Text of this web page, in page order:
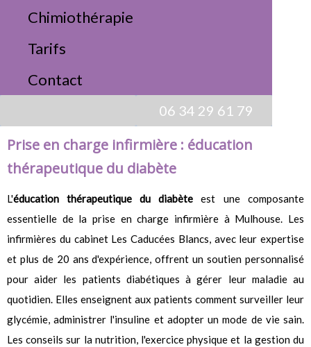
Chimiothérapie
Tarifs
Contact
06 34 29 61 79
Contactez-nous
Éducation thérapeutique diabétique
Prise en charge infirmière : éducation
thérapeutique du diabète
L'éducation thérapeutique du diabète est une composante
essentielle de la prise en charge infirmière à Mulhouse. Les
infirmières du cabinet Les Caducées Blancs, avec leur expertise
et plus de 20 ans d'expérience, offrent un soutien personnalisé
pour aider les patients diabétiques à gérer leur maladie au
quotidien. Elles enseignent aux patients comment surveiller leur
glycémie, administrer l'insuline et adopter un mode de vie sain.
Les conseils sur la nutrition, l'exercice physique et la gestion du